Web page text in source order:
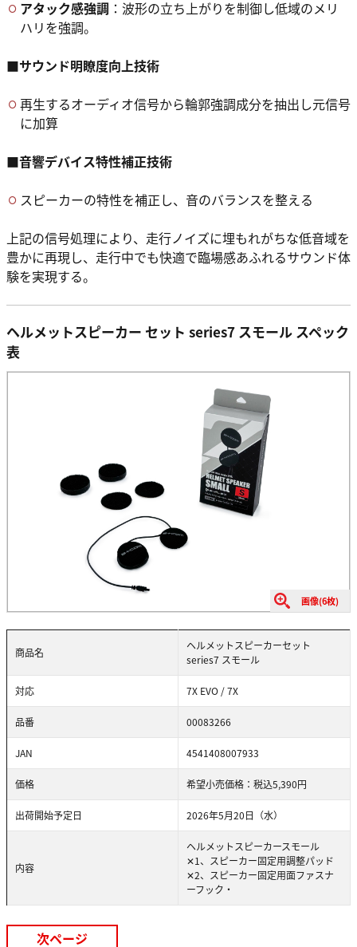
アタック感強調 ：波形の立ち上がりを制御し低域のメリ
ハリを強調。
■サウンド明瞭度向上技術
再生するオーディオ信号から輪郭強調成分を抽出し元信号
に加算
■音響デバイス特性補正技術
スピーカーの特性を補正し、音のバランスを整える
上記の信号処理により、走行ノイズに埋もれがちな低音域を
豊かに再現し、走行中でも快適で臨場感あふれるサウンド体
験を実現する。
ヘルメットスピーカー セット series7 スモール スペック
表
画像(6枚)
商品名
ヘルメットスピーカーセット
series7 スモール
対応 7X EVO / 7X
品番 00083266
JAN 4541408007933
価格 希望小売価格：税込5,390円
出荷開始予定日 2026年5月20日（水）
内容
ヘルメットスピーカースモール
✕1、スピーカー固定用調整パッド
✕2、スピーカー固定用面ファスナ
ーフック・
次ページ